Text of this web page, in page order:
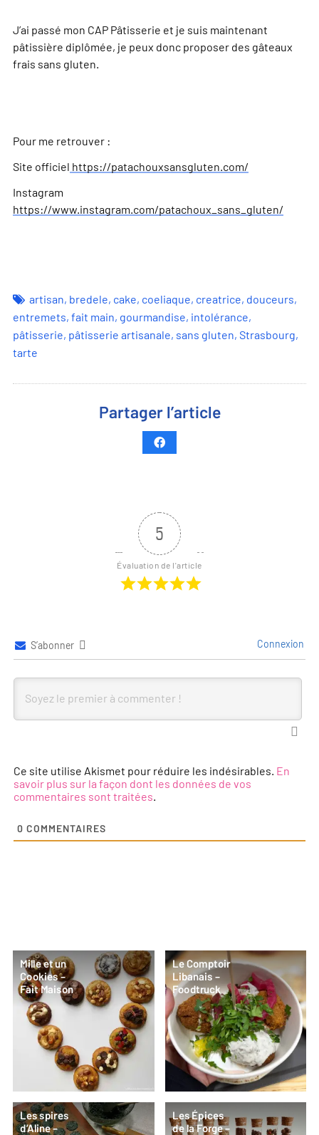
J’ai passé mon CAP Pâtisserie et je suis maintenant
pâtissière diplômée, je peux donc proposer des gâteaux
frais sans gluten.
Pour me retrouver :
Site officiel https://patachouxsansgluten.com/
Instagram
https://www.instagram.com/patachoux_sans_gluten/
artisan, bredele, cake, coeliaque, creatrice, douceurs,
entremets, fait main, gourmandise, intolérance,
pâtisserie, pâtisserie artisanale, sans gluten, Strasbourg,
tarte
Partager l’article
5
Évaluation de l'article
S’abonner Connexion
Ce site utilise Akismet pour réduire les indésirables. En
savoir plus sur la façon dont les données de vos
commentaires sont traitées
0 COMMENTAIRES
Mille et un
Cookies –
Fait Maison
Le Comptoir
Libanais –
Foodtruck
Les spires
d’Aline –
Les Épices
de la Forge –